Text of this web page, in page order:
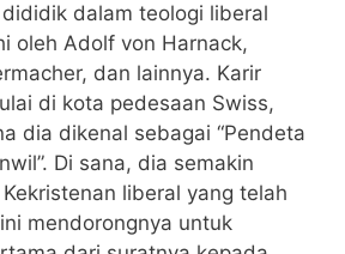
dalam teologi liberal
oleh Adolf von Harnack,
dan lainnya. Karir
di kota pedesaan Swiss,
dia dikenal sebagai “Pendeta
Di sana, dia semakin
liberal yang telah
mendorongnya untuk